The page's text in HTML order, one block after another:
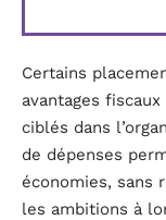
Certains
avantages
ciblés dans
de dépenses
économies, sans
les ambitions à